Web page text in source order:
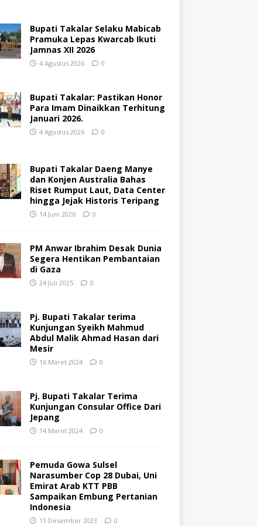
Bupati Takalar Selaku Mabicab
Pramuka Lepas Kwarcab Ikuti
Jamnas XII 2026
4 Agustus 2026 0
Bupati Takalar: Pastikan Honor
Para Imam Dinaikkan Terhitung
Januari 2026.
4 Agustus 2026 0
Bupati Takalar Daeng Manye
dan Konjen Australia Bahas
Riset Rumput Laut, Data Center
hingga Jejak Historis Teripang
14 Juni 2026 0
PM Anwar Ibrahim Desak Dunia
Segera Hentikan Pembantaian
di Gaza
24 Juli 2025 0
Pj. Bupati Takalar terima
Kunjungan Syeikh Mahmud
Abdul Malik Ahmad Hasan dari
Mesir
16 Maret 2024 0
Pj. Bupati Takalar Terima
Kunjungan Consular Office Dari
Jepang
14 Maret 2024 0
Pemuda Gowa Sulsel
Narasumber Cop 28 Dubai, Uni
Emirat Arab KTT PBB
Sampaikan Embung Pertanian
Indonesia
11 Desember 2023 0